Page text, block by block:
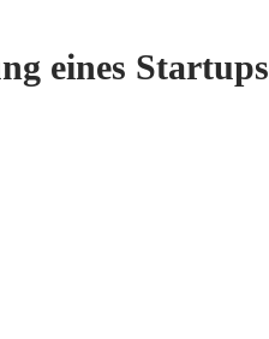
eines Startups